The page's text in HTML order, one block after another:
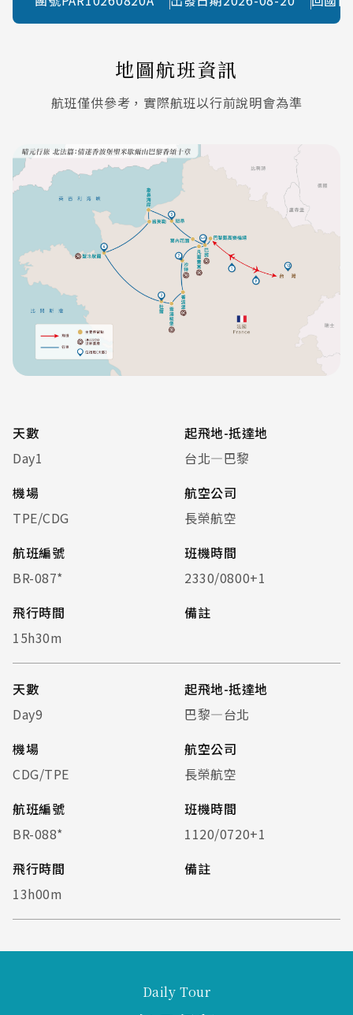
地圖航班資訊
航班僅供參考，實際航班以行前說明會為準
天數
Day1
起飛地-抵達地
台北—巴黎
機場
TPE/CDG
航空公司
長榮航空
航班編號
BR-087*
班機時間
2330/0800+1
飛行時間
15h30m
備註
天數
Day9
起飛地-抵達地
巴黎—台北
機場
CDG/TPE
航空公司
長榮航空
航班編號
BR-088*
班機時間
1120/0720+1
飛行時間
13h00m
備註
Daily Tour